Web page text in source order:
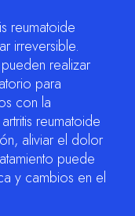
reumatoide
irreversible.
realizar
para
con la
reumatoide
aliviar el dolor
puede
y cambios en el